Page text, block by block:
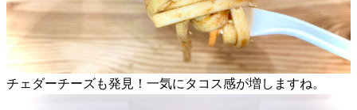
チェダーチーズも発見！一気にタコス感が増しますね。